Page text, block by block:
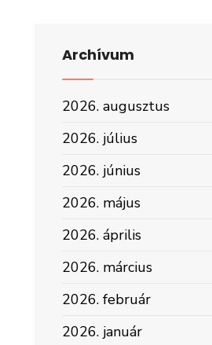
Archívum
2026. augusztus
2026. július
2026. június
2026. május
2026. április
2026. március
2026. február
2026. január